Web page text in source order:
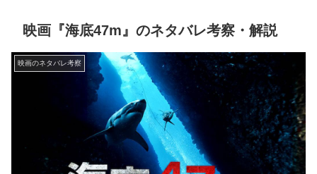
映画『海底47m』のネタバレ考察・解説
映画のネタバレ考察